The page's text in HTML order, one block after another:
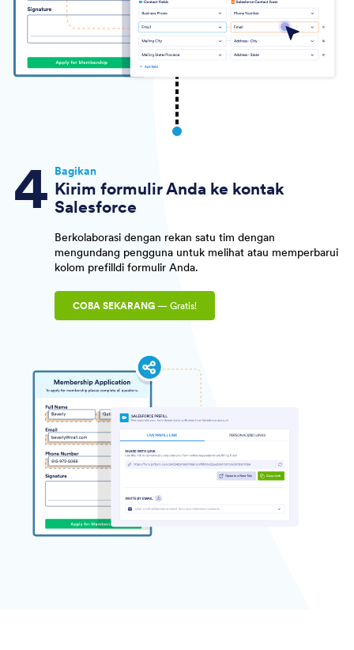
Bagikan
Kirim formulir Anda ke kontak
Salesforce
Berkolaborasi dengan rekan satu tim dengan
mengundang pengguna untuk melihat atau memperbarui
kolom prefilldi formulir Anda.
COBA SEKARANG— Gratis!